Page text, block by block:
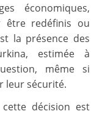
économiques,
être redéfinis ou
la présence des
estimée à
même si
leur sécurité.
cette décision est